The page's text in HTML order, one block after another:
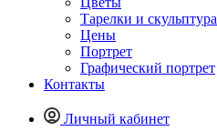
Тарелки и скульптура
Цены
Портрет
Графический портрет
Контакты
Личный кабинет